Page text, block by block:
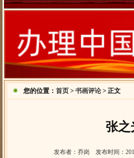
您的位置： 首页 > 书画评论 > 正文
张之
发布者：乔岗 发布时间：